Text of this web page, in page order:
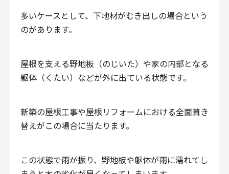
多いケースとして、下地材がむき出しの場合という
のがあります。
屋根を支える野地板（のじいた）や家の内部となる
躯体（くたい）などが外に出ている状態です。
新築の屋根工事や屋根リフォームにおける全面葺き
替えがこの場合に当たります。
この状態で雨が振り、野地板や躯体が雨に濡れてし